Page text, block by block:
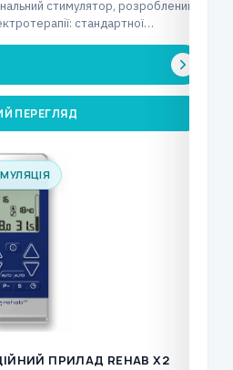
стимулятор, розроблений
стандартної
ПЕРЕГЛЯД
ПРИЛАД REHAB X2